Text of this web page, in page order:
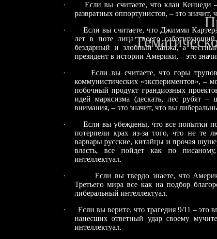
·
Если вы считаете, что клан
развратных оппортунистов, – это
·
Если вы считаете, что Джимми
лет в поте лица своего
бездарный и злобный ханжа, а
президент в истории Америки, – это
·
Если вы считаете, что горы
коммунистических «экспериментов», –
побочный продукт грандиозных
идей марксизма (дескать, лес рубят
внимания, – это значит, что вы
·
Если вы убеждены, что все попытки
потерпели крах из-за того, что не те
варвары русские, китайцы и прочая
власть, все пойдет как по
интеллектуал.
·
Если вы твердо знаете, что
Третьего мира все как на подбор
либеральный интеллектуал.
·
Если вы верите, что трагедия 9/11 – это
нанесших ответный удар своему
интеллектуал.
П
Т